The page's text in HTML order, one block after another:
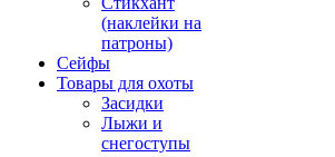
(наклейки на
патроны)
Сейфы
Товары для охоты
Засидки
Лыжи и
снегоступы